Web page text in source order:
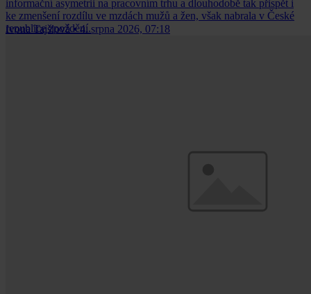
informační asymetrii na pracovním trhu a dlouhodobě tak přispět i
ke zmenšení rozdílu ve mzdách mužů a žen, však nabrala v České
republice zpoždění.
Ivona Tajšlová • 4. srpna 2026, 07:18